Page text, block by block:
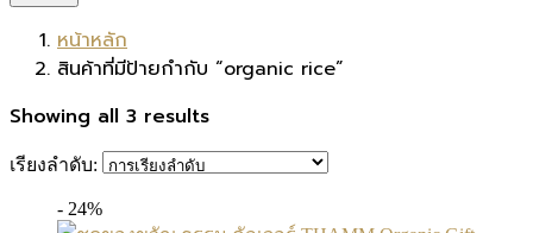
หน้าหลัก
สินค้าที่มีป้ายกำกับ “organic rice”
Showing all 3 results
เรียงลำดับ:
- 24%